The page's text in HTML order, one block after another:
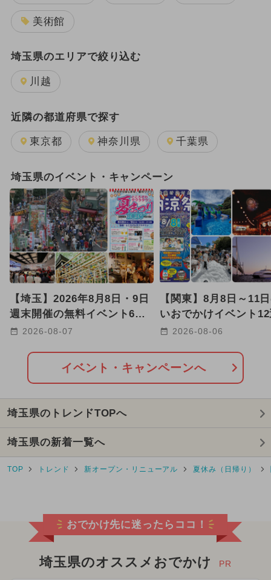
美術館
埼玉県のエリアで絞り込む
川越
近隣の都道府県で探す
東京都 神奈川県 千葉県
埼玉県のイベント・キャンペーン
【埼玉】2026年8月8日・9日
週末開催の無料イベント6選
上福岡七夕まつり＆グルメ満
2026-08-07
【関東】8月8日～11
いおでかけイベント
遊び・氷・花火・ク
2026-08-06
イベント・キャンペーンへ
埼玉県のトレンドTOPへ
埼玉県の新着一覧へ
TOP トレンド 新オープン・リニューアル 夏休み（日帰り）
おでかけ先に迷ったらココ！
埼玉県のオススメおでかけ PR